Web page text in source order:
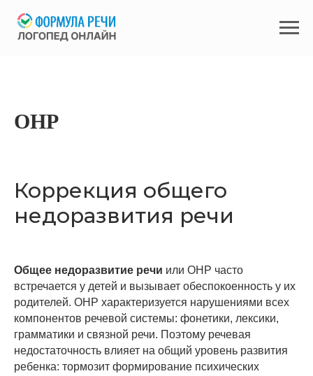
ОНР
Коррекция общего
недоразвития речи
Общее недоразвитие речи или ОНР часто
встречается у детей и вызывает обеспокоенность у их
родителей. ОНР характеризуется нарушениями всех
компонентов речевой системы: фонетики, лексики,
грамматики и связной речи. Поэтому речевая
недостаточность влияет на общий уровень развития
ребенка: тормозит формирование психических